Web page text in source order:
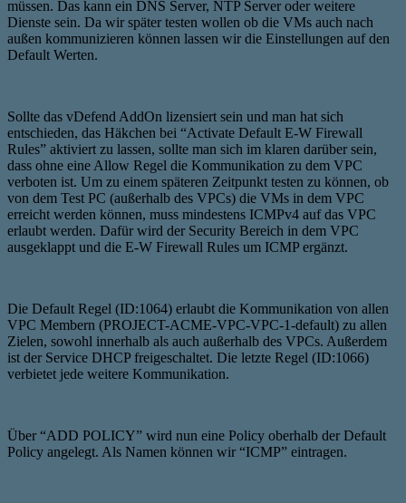
müssen. Das kann ein DNS Server, NTP Server oder weitere
Dienste sein. Da wir später testen wollen ob die VMs auch nach
außen kommunizieren können lassen wir die Einstellungen auf den
Default Werten.
Sollte das vDefend AddOn lizensiert sein und man hat sich
entschieden, das Häkchen bei “Activate Default E-W Firewall
Rules” aktiviert zu lassen, sollte man sich im klaren darüber sein,
dass ohne eine Allow Regel die Kommunikation zu dem VPC
verboten ist. Um zu einem späteren Zeitpunkt testen zu können, ob
von dem Test PC (außerhalb des VPCs) die VMs in dem VPC
erreicht werden können, muss mindestens ICMPv4 auf das VPC
erlaubt werden. Dafür wird der Security Bereich in dem VPC
ausgeklappt und die E-W Firewall Rules um ICMP ergänzt.
Die Default Regel (ID:1064) erlaubt die Kommunikation von allen
VPC Membern (PROJECT-ACME-VPC-VPC-1-default) zu allen
Zielen, sowohl innerhalb als auch außerhalb des VPCs. Außerdem
ist der Service DHCP freigeschaltet. Die letzte Regel (ID:1066)
verbietet jede weitere Kommunikation.
Über “ADD POLICY” wird nun eine Policy oberhalb der Default
Policy angelegt. Als Namen können wir “ICMP” eintragen.